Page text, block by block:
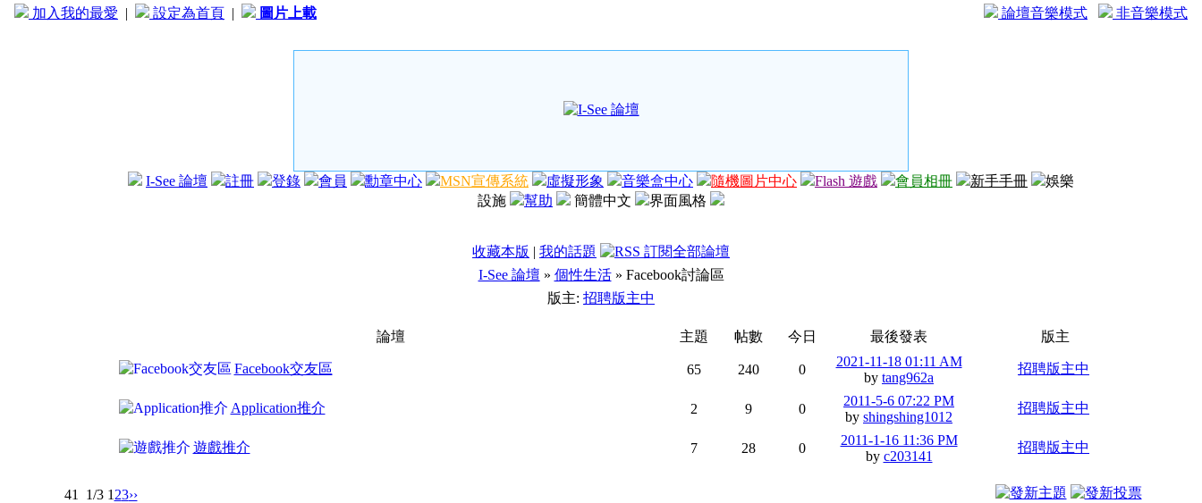
加入我的最愛 | 設定為首頁 | 圖片上載 論壇音樂模式 非音樂模式
I-See 論壇 註冊 登錄 會員 勳章中心 MSN宣傳系統 虛擬形象 音樂盒中心 隨機圖片中心 Flash 遊戲 會員相冊 新手手冊
娛樂
設施
幫助 簡體中文 界面風格
收藏本版 | 我的話題
I-See 論壇 » 個性生活» Facebook討論區
版主: 招聘版主中
論壇 主題 帖數 今日 最後發表 版主
Facebook交友區 65 240 0
2021-11-18 01:11 AM
by tang962a
招聘版主中
Application推介 2 9 0
2011-5-6 07:22 PM
by shingshing1012
招聘版主中
遊戲推介 7 28 0
2011-1-16 11:36 PM
by c203141
招聘版主中
41 1/3 1 23››